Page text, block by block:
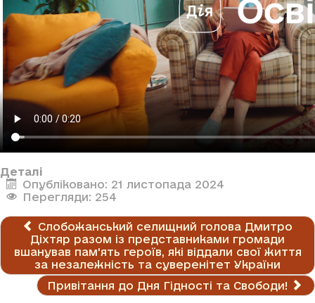
Деталі
Опубліковано: 21 листопада 2024
Перегляди: 254
Слобожанський селищний голова Дмитро
Діхтяр разом із представниками громади
вшанував пам'ять героїв, які віддали свої життя
за незалежність та суверенітет України
Привітання до Дня Гідності та Свободи!